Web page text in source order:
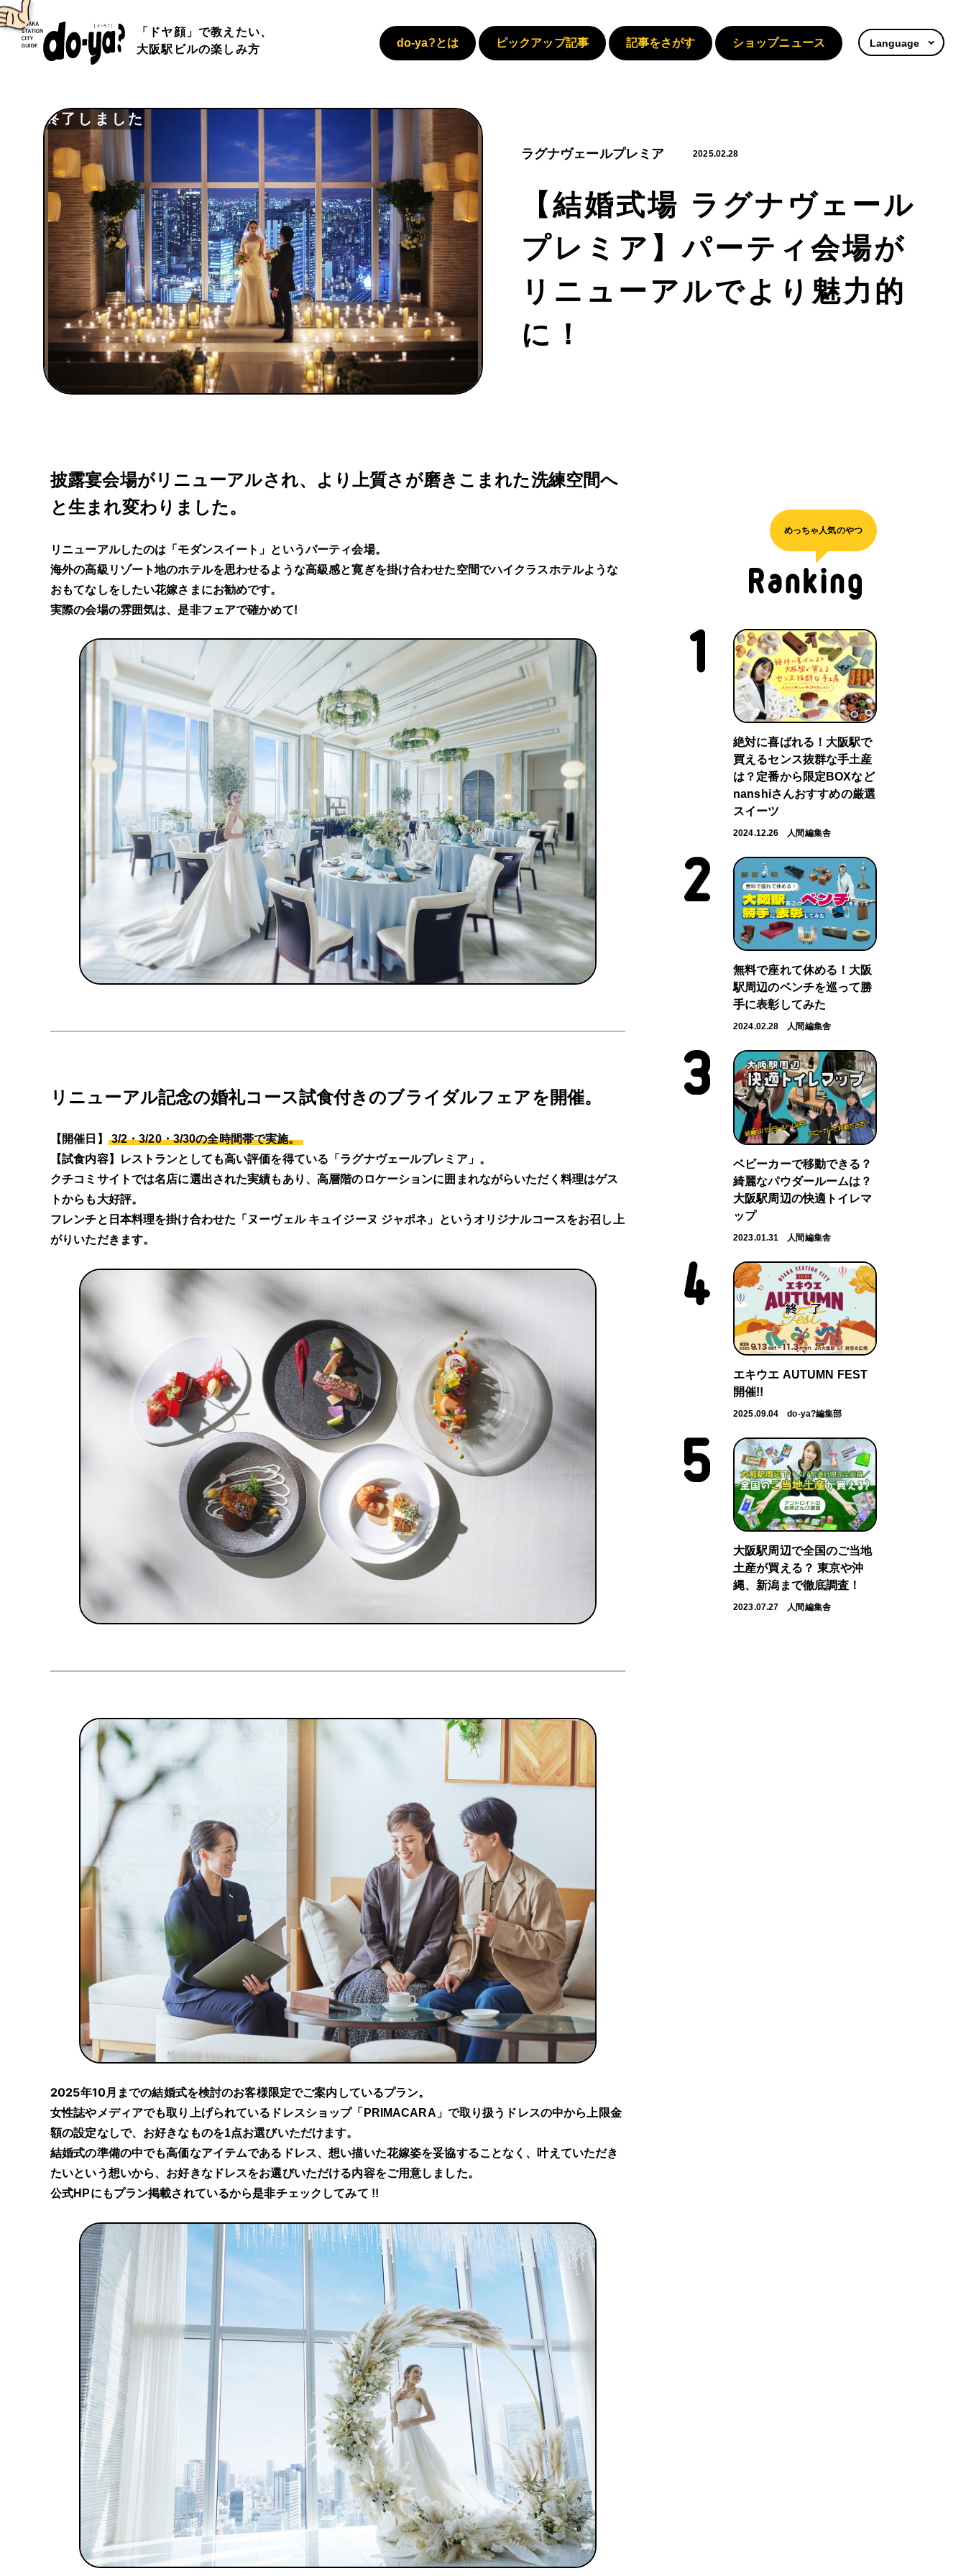
「ドヤ顔」で教えたい、
大阪駅ビルの楽しみ方
do-ya?とは ピックアップ記事 記事をさがす ショップニュース Language
ラグナヴェールプレミア 2025.02.28
【結婚式場 ラグナヴェール
プレミア】パーティ会場が
リニューアルでより魅力的
に！
終了しました
披露宴会場がリニューアルされ、より上質さが磨きこまれた洗練空間へ
と生まれ変わりました。
リニューアルしたのは「モダンスイート」というパーティ会場。
海外の高級リゾート地のホテルを思わせるような高級感と寛ぎを掛け合わせた空間でハイクラスホテルような
おもてなしをしたい花嫁さまにお勧めです。
実際の会場の雰囲気は、是非フェアで確かめて!
リニューアル記念の婚礼コース試食付きのブライダルフェアを開催。
【開催日】
3/2・3/20・3/30の全時間帯で実施。
【試食内容】レストランとしても高い評価を得ている「ラグナヴェールプレミア」。
クチコミサイトでは名店に選出された実績もあり、高層階のロケーションに囲まれながらいただく料理はゲス
トからも大好評。
フレンチと日本料理を掛け合わせた「ヌーヴェル キュイジーヌ ジャポネ」というオリジナルコースをお召し上
がりいただきます。
2025年10月までの結婚式を検討のお客様限定でご案内しているプラン。
女性誌やメディアでも取り上げられているドレスショップ「PRIMACARA」で取り扱うドレスの中から上限金
額の設定なしで、お好きなものを1点お選びいただけます。
結婚式の準備の中でも高価なアイテムであるドレス、想い描いた花嫁姿を妥協することなく、叶えていただき
たいという想いから、お好きなドレスをお選びいただける内容をご用意しました。
公式HPにもプラン掲載されているから是非チェックしてみて !!
めっちゃ人気のやつ
絶対に喜ばれる！大阪駅で
買えるセンス抜群な手土産
は？定番から限定BOXなど
nanshiさんおすすめの厳選
スイーツ
2024.12.26 人間編集舎
無料で座れて休める！大阪
駅周辺のベンチを巡って勝
手に表彰してみた
2024.02.28 人間編集舎
ベビーカーで移動できる？
綺麗なパウダールームは？
大阪駅周辺の快適トイレマ
ップ
2023.01.31 人間編集舎
エキウエ AUTUMN FEST
開催!!
2025.09.04 do-ya?編集部
大阪駅周辺で全国のご当地
土産が買える？ 東京や沖
縄、新潟まで徹底調査！
2023.07.27 人間編集舎